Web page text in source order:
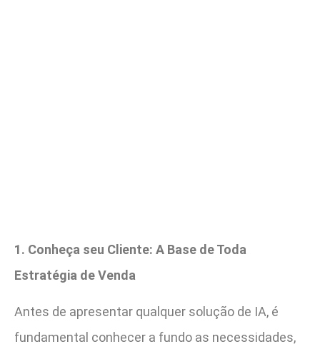
1. Conheça seu Cliente: A Base de Toda
Estratégia de Venda
Antes de apresentar qualquer solução de IA, é
fundamental conhecer a fundo as necessidades,